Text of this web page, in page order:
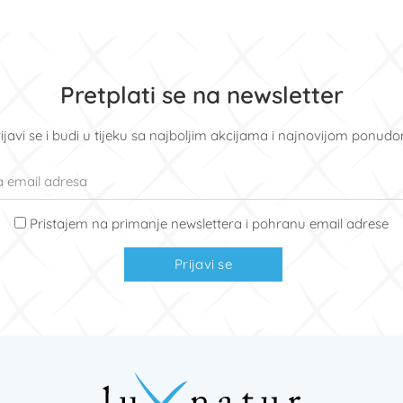
Pretplati se na newsletter
se i budi u tijeku sa najboljim akcijama i najnovijom
Pristajem na primanje newslettera i pohranu email adrese
Prijavi se